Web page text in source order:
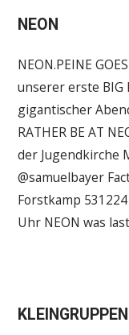
NEON
NEON.PEINE
unserer erste BIG
gigantischer
RATHER BE AT
der Jugendkirche
@samuelbayer
Forstkamp
Uhr NEON was